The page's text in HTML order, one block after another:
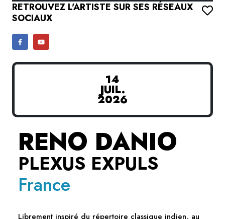
14
JUIL.
2026
RENO DANIO
PLEXUS EXPULS
France
Librement inspiré du répertoire classique indien, au
RETROUVEZ L'ARTISTE SUR SES RÉSEAUX
SOCIAUX